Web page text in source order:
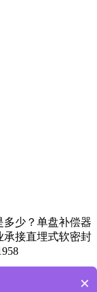
少？单盘补偿器
承接直埋式软密封
×